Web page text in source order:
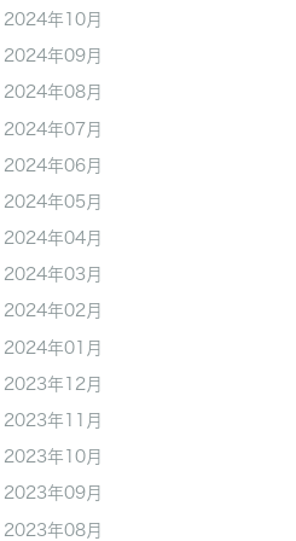
2024年10月
2024年09月
2024年08月
2024年07月
2024年06月
2024年05月
2024年04月
2024年03月
2024年02月
2024年01月
2023年12月
2023年11月
2023年10月
2023年09月
2023年08月